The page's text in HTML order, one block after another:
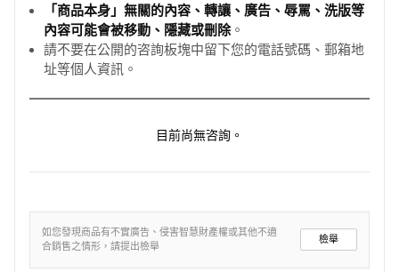
「商品本身」無關的內容、轉讓、廣告、辱罵、洗版等
內容可能會被移動、隱藏或刪除。
請不要在公開的咨詢板塊中留下您的電話號碼、郵箱地
址等個人資訊。
目前尚無咨詢。
如您發現商品有不實廣告、侵害智慧財產權或其他不適
合銷售之情形，請提出檢舉
檢舉